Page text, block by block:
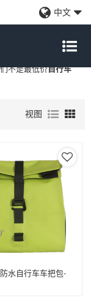
中文
提供定制批发
自行
造，现在联系我们以
不是最低价自行车
视图
水自行车车把包-